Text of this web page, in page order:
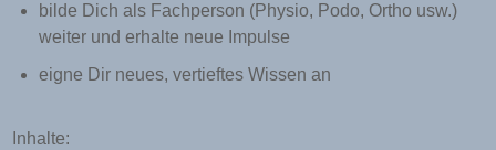
bilde Dich als Fachperson (Physio, Podo, Ortho usw.)
weiter und erhalte neue Impulse
eigne Dir neues, vertieftes Wissen an
Inhalte: